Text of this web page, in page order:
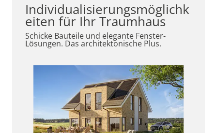
Individualisierungsmöglichk
eiten für Ihr Traumhaus
Schicke Bauteile und elegante Fenster-
Lösungen. Das architektonische Plus.